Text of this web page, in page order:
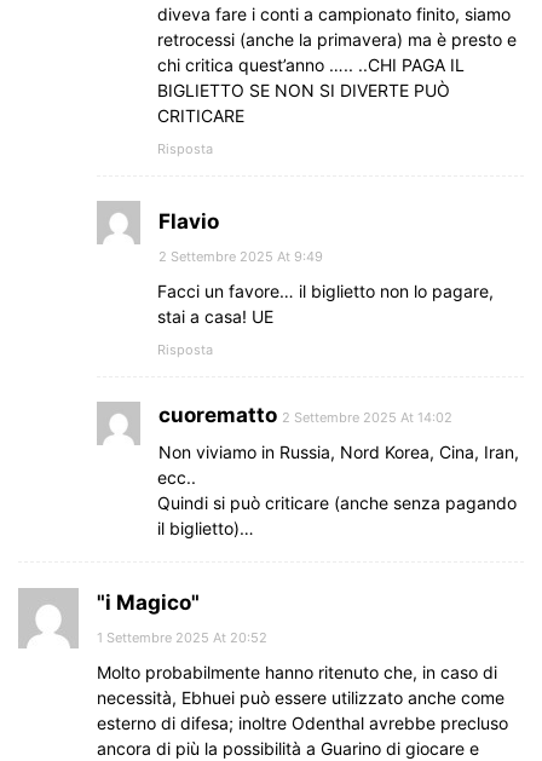
diveva fare i conti a campionato finito, siamo
retrocessi (anche la primavera) ma è presto e
chi critica quest’anno ….. ..CHI PAGA IL
BIGLIETTO SE NON SI DIVERTE PUÒ
CRITICARE
Risposta
Flavio
2 Settembre 2025 At 9:49
Facci un favore… il biglietto non lo pagare,
stai a casa! UE
Risposta
cuorematto 2 Settembre 2025 At 14:02
Non viviamo in Russia, Nord Korea, Cina, Iran,
ecc..
Quindi si può criticare (anche senza pagando
il biglietto)…
"i Magico"
1 Settembre 2025 At 20:52
Molto probabilmente hanno ritenuto che, in caso di
necessità, Ebhuei può essere utilizzato anche come
esterno di difesa; inoltre Odenthal avrebbe precluso
ancora di più la possibilità a Guarino di giocare e